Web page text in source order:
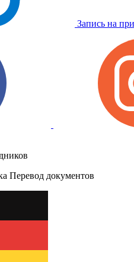
Запись на
Перевод документов